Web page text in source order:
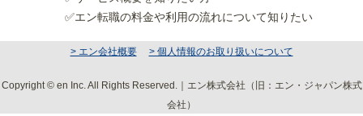
✅エン転職の料金や利用の流れについて知りたい
> エン会社概要 > 個人情報のお取り扱いについて
Copyright © en Inc. All Rights Reserved.｜エン株式会社（旧：エン・ジャパン株式
会社）